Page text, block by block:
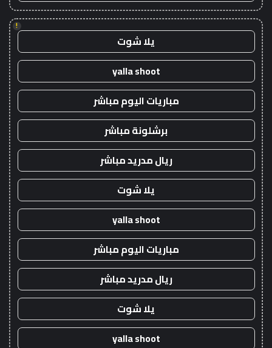
!
يلا شوت
yalla shoot
مباريات اليوم مباشر
برشلونة مباشر
ريال مدريد مباشر
يلا شوت
yalla shoot
مباريات اليوم مباشر
ريال مدريد مباشر
يلا شوت
yalla shoot